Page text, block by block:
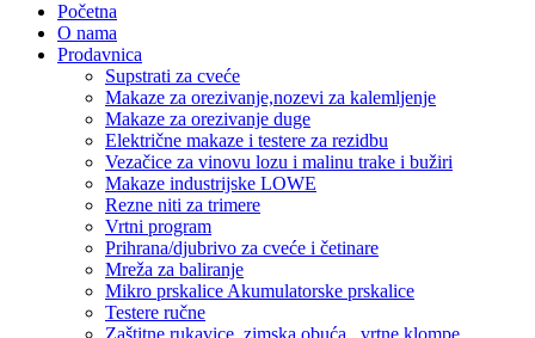
Početna
O nama
Prodavnica
Supstrati za cveće
Makaze za orezivanje,nozevi za kalemljenje
Makaze za orezivanje duge
Električne makaze i testere za rezidbu
Vezačice za vinovu lozu i malinu trake i bužiri
Makaze industrijske LOWE
Rezne niti za trimere
Vrtni program
Prihrana/djubrivo za cveće i četinare
Mreža za baliranje
Mikro prskalice Akumulatorske prskalice
Testere ručne
Zaštitne rukavice ,zimska obuća , vrtne klompe